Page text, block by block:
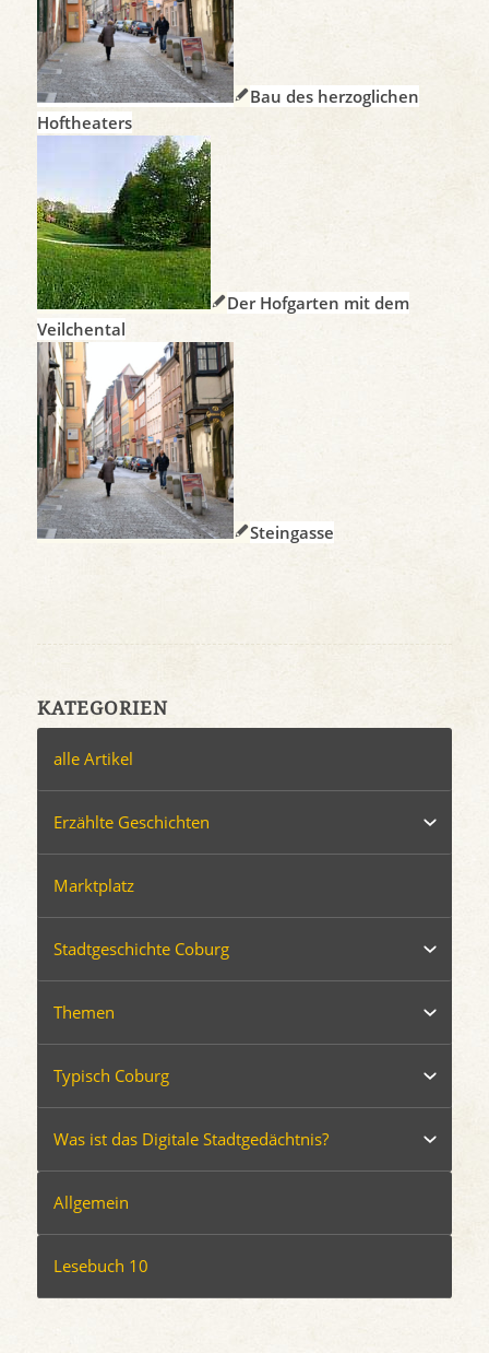
Bau des herzoglichen
Hoftheaters
Der Hofgarten mit dem
Veilchental
Steingasse
KATEGORIEN
alle Artikel
Erzählte Geschichten
Marktplatz
Stadtgeschichte Coburg
Themen
Typisch Coburg
Was ist das Digitale Stadtgedächtnis?
Allgemein
Lesebuch 10